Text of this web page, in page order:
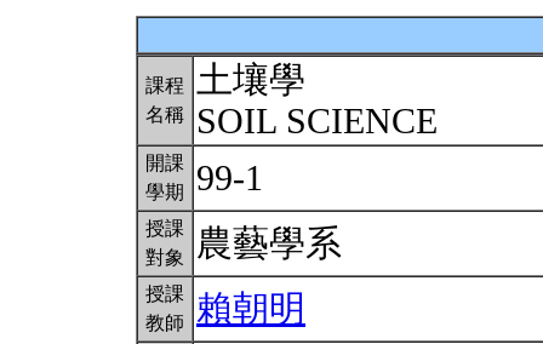
課程
名稱
土壤學
SOIL SCIENCE
開課
學期
99-1
授課
對象
農藝學系
授課
教師
賴朝明